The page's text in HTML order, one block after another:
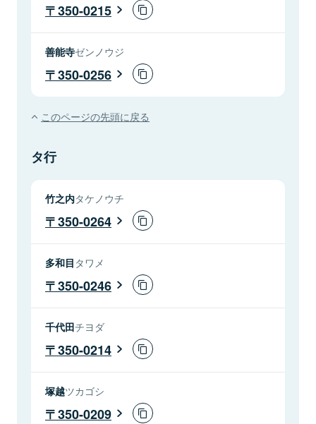
350-0215
善能寺ゼンノウジ
350-0256
このページの先頭に戻る
タ行
竹之内タケノウチ
350-0264
多和目 タワメ
350-0246
千代田チヨダ
350-0214
塚越ツカゴシ
350-0209